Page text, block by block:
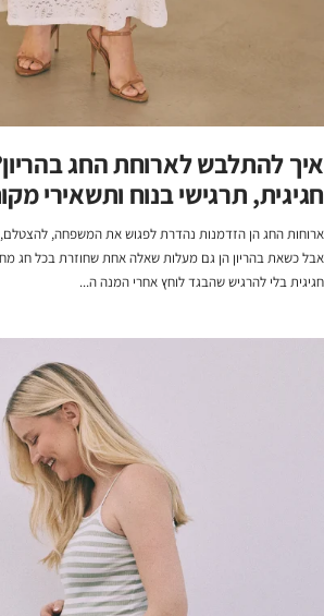
איך להתלבש לארוחת החג
חגיגית, תרגישי בנוח ותשאירי
ארוחות החג הן הזדמנות נהדרת לפגוש את המשפחה, להצטלם,
אבל כשאת בהריון הן גם מעלות שאלה אחת שחוזרת בכל חג
חגיגית בלי להרגיש שהבגד לוחץ אחרי המנה ה...